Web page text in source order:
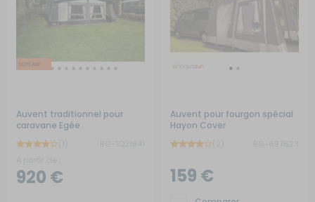
Auvent traditionnel pour
caravane Egée
920 €
Auvent pour fourgon spécial
Hayon Cover
159 €